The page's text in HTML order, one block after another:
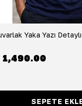
1,490.00
SEPETE